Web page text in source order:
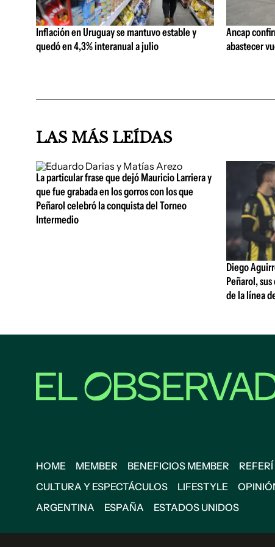
Inflación en Uruguay se mantuvo estable y
quedó en 4,3% interanual a julio
Ancap
abastecer
LAS MÁS LEÍDAS
La particular frase que dejó Mauricio Larriera y
que fue grabada en los gorros con los que
Peñarol celebró la conquista del Torneo
Intermedio
Diego
Peñarol,
de la línea
HOME MEMBER BENEFICIOS MEMBER REFERÍ
CULTURA Y ESPECTÁCULOS
LIFESTYLE
ARGENTINA
ESPAÑA ESTADOS UNIDOS